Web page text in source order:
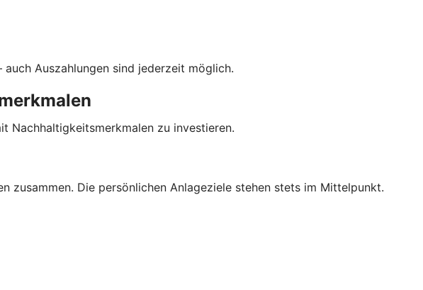
Auszahlungen sind jederzeit möglich.
Nachhaltigkeitsmerkmalen zu investieren.
zusammen. Die persönlichen Anlageziele stehen stets im Mittelpunkt.